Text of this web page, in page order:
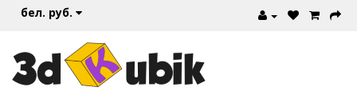
бел. руб.